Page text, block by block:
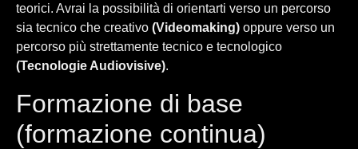
teorici. Avrai la possibilità di orientarti verso un percorso
sia tecnico che creativo (Videomaking) oppure verso un
percorso più strettamente tecnico e tecnologico
(Tecnologie Audiovisive).
Formazione di base
(formazione continua)